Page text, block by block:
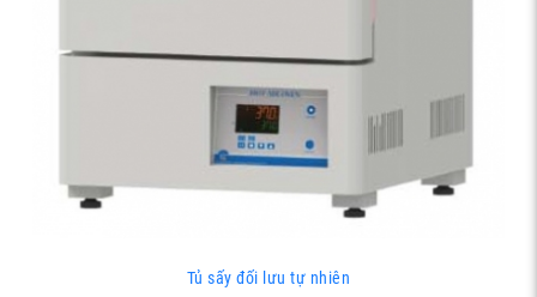
Tủ sấy đối lưu tự nhiên